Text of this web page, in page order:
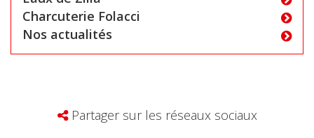
Charcuterie Folacci
Nos actualités
Partager sur les réseaux sociaux